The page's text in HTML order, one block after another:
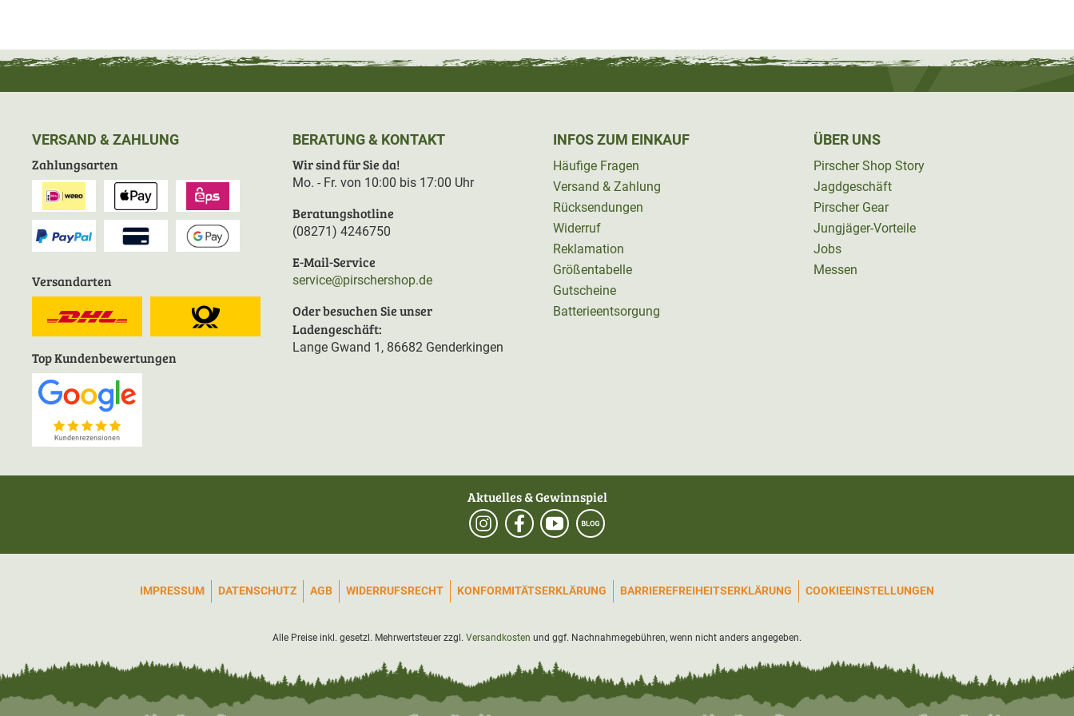
VERSAND & ZAHLUNG
Zahlungsarten
Versandarten
Top Kundenbewertungen
BERATUNG & KONTAKT
Wir sind für Sie da!
Mo. - Fr. von 10:00 bis 17:00 Uhr
Beratungshotline
(08271) 4246750
E-Mail-Service
service@pirschershop.de
Oder besuchen Sie unser
Ladengeschäft:
Lange Gwand 1, 86682 Genderkingen
INFOS ZUM EINKAUF
Häufige Fragen
Versand & Zahlung
Rücksendungen
Widerruf
Reklamation
Größentabelle
Gutscheine
Batterieentsorgung
ÜBER UNS
Pirscher Shop Story
Jagdgeschäft
Pirscher Gear
Jungjäger-Vorteile
Jobs
Messen
Aktuelles & Gewinnspiel
IMPRESSUM DATENSCHUTZ AGB WIDERRUFSRECHT KONFORMITÄTSERKLÄRUNG BARRIEREFREIHEITSERKLÄRUNG COOKIEEINSTELLUNGEN
Alle Preise inkl. gesetzl. Mehrwertsteuer zzgl. Versandkosten und ggf. Nachnahmegebühren, wenn nicht anders angegeben.